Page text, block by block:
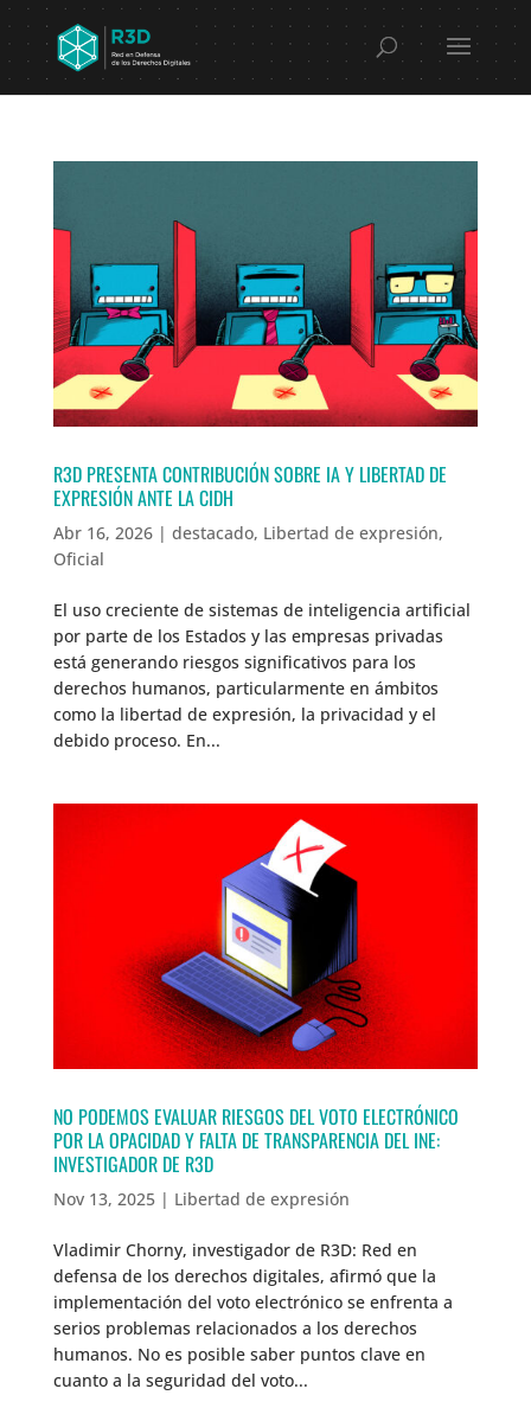
R3D PRESENTA CONTRIBUCIÓN SOBRE IA Y LIBERTAD DE
EXPRESIÓN ANTE LA CIDH
Abr 16, 2026| destacado, Libertad de expresión,
Oficial
El uso creciente de sistemas de inteligencia artificial
por parte de los Estados y las empresas privadas
está generando riesgos significativos para los
derechos humanos, particularmente en ámbitos
como la libertad de expresión, la privacidad y el
debido proceso. En...
NO PODEMOS EVALUAR RIESGOS DEL VOTO ELECTRÓNICO
POR LA OPACIDAD Y FALTA DE TRANSPARENCIA DEL INE:
INVESTIGADOR DE R3D
Nov 13, 2025| Libertad de expresión
Vladimir Chorny, investigador de R3D: Red en
defensa de los derechos digitales, afirmó que la
implementación del voto electrónico se enfrenta a
serios problemas relacionados a los derechos
humanos. No es posible saber puntos clave en
cuanto a la seguridad del voto...